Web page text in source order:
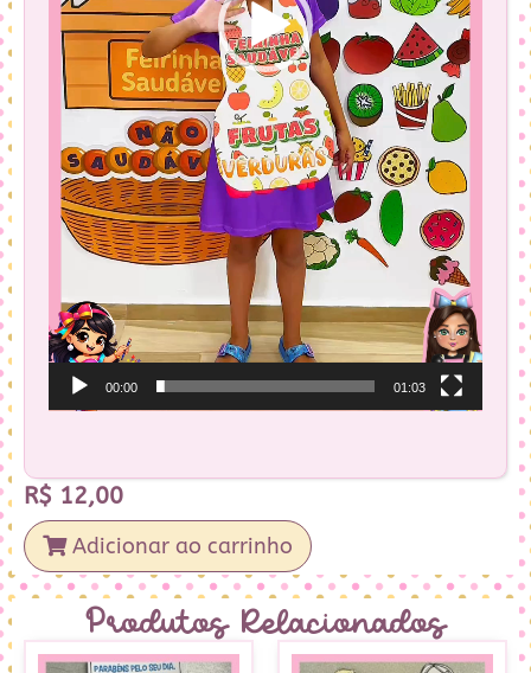
00:00 01:03
R$ 12,00
Adicionar ao carrinho
Produtos Relacionados